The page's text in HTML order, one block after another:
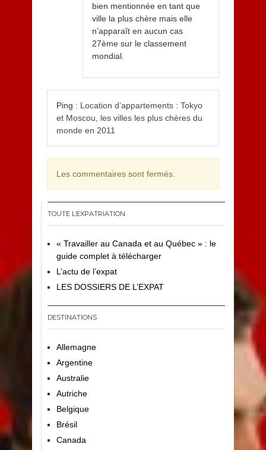
bien mentionnée en tant que
ville la plus chère mais elle
n’apparaît en aucun cas
27ème sur le classement
mondial.
Ping : Location d’appartements : Tokyo
et Moscou, les villes les plus chères du
monde en 2011
Les commentaires sont fermés.
TOUTE L’EXPATRIATION
« Travailler au Canada et au Québec » : le
guide complet à télécharger
L’actu de l’expat
LES DOSSIERS DE L’EXPAT
DESTINATIONS
Allemagne
Argentine
Australie
Autriche
Belgique
Brésil
Canada